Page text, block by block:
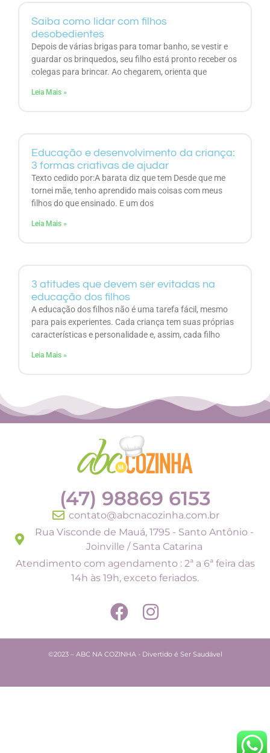
Saiba como lidar com filhos
desobedientes
Depois de várias brigas para tomar banho, se vestir e
guardar os brinquedos, seu filho está pronto receber os
colegas para brincar. Ao chegarem, orienta que
Leia Mais »
Educação e desenvolvimento da criança:
3 formas criativas de ajudar
Texto cedido por:A barata diz que tem Desde que me
tornei mãe, tenho aprendido mais coisas com meus
filhos do que ensinado. E um dos
Leia Mais »
3 atitudes que devem ser evitadas na
educação dos filhos
A educação dos filhos não é uma tarefa fácil, mesmo
para pais experientes. Cada criança tem suas próprias
características e personalidade e, assim, cada filho
Leia Mais »
(47) 98869 6153
contato@abcnacozinha.com.br
Rua Visconde de Mauá, 1795 - Santo Antônio -
Joinville / Santa Catarina
Atendimento com agendamento : 2ª a 6ª feira das
14h às 19h, exceto feriados.
©2023 – ABC NA COZINHA - Divertido é Ser Saudável